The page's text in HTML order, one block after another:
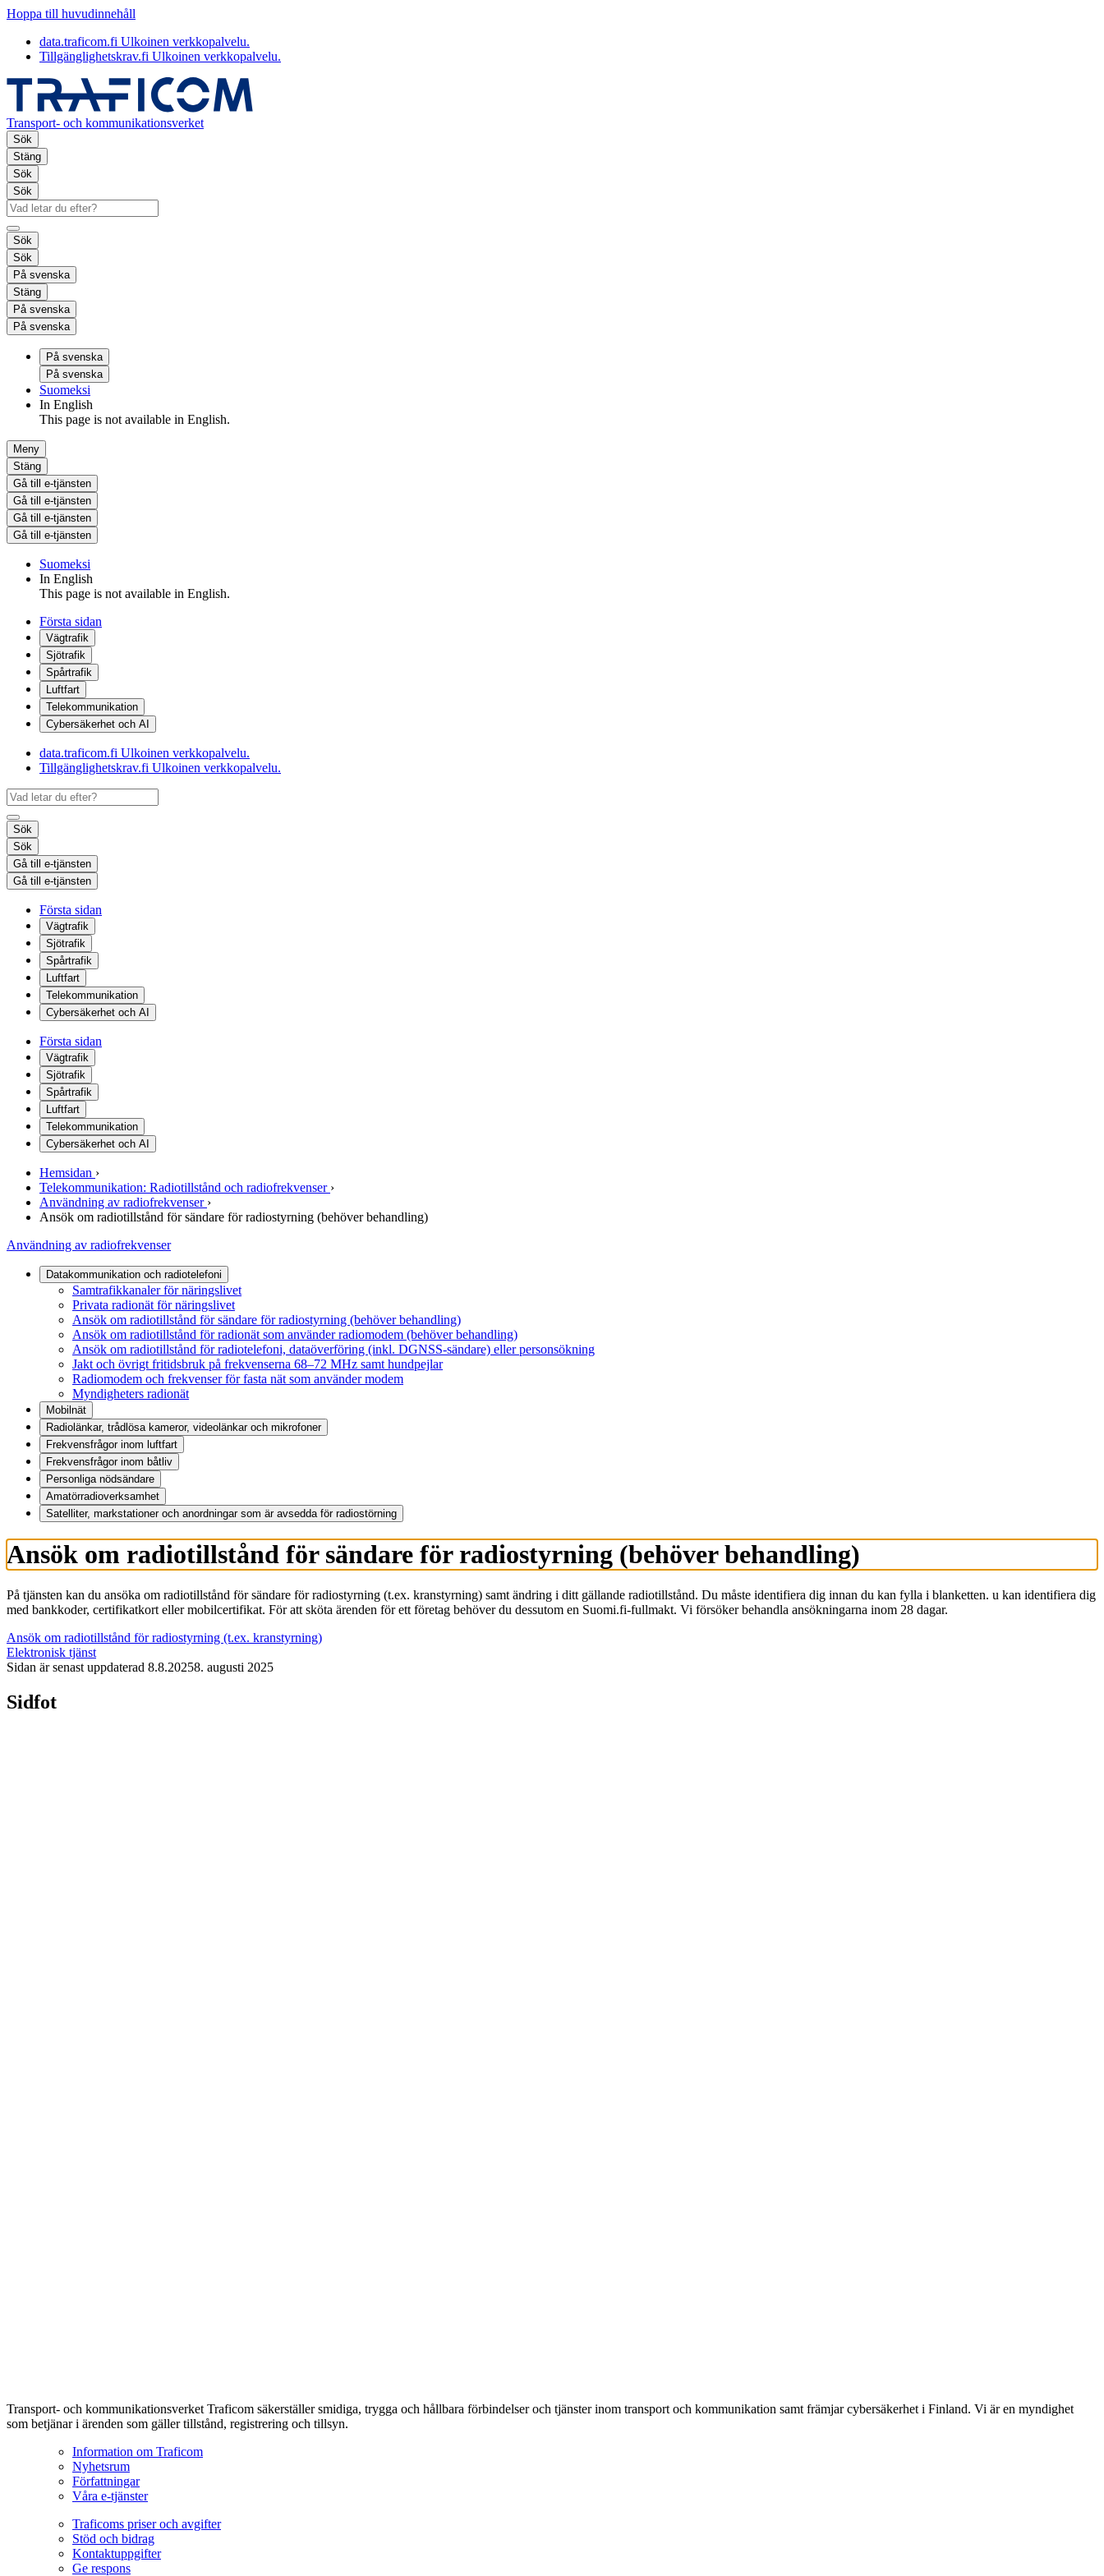
Hoppa till huvudinnehåll
data.traficom.fi Ulkoinen verkkopalvelu.
Tillgänglighetskrav.fi Ulkoinen verkkopalvelu.
Transport- och kommunikationsverket
Sök
Stäng
Sök
Sök
Sök
Sök
På svenska
Stäng
På svenska
På svenska
På svenska
På svenska
Suomeksi
In English
This page is not available in English.
Meny
Stäng
Gå till e-tjänsten
Gå till e-tjänsten
Gå till e-tjänsten
Gå till e-tjänsten
Suomeksi
In English
This page is not available in English.
Första sidan
Vägtrafik
Sjötrafik
Spårtrafik
Luftfart
Telekommunikation
Cybersäkerhet och AI
data.traficom.fi Ulkoinen verkkopalvelu.
Tillgänglighetskrav.fi Ulkoinen verkkopalvelu.
Sök
Sök
Gå till e-tjänsten
Gå till e-tjänsten
Första sidan
Vägtrafik
Sjötrafik
Spårtrafik
Luftfart
Telekommunikation
Cybersäkerhet och AI
Första sidan
Vägtrafik
Sjötrafik
Spårtrafik
Luftfart
Telekommunikation
Cybersäkerhet och AI
Hemsidan ›
Telekommunikation: Radiotillstånd och radiofrekvenser ›
Användning av radiofrekvenser ›
Ansök om radiotillstånd för sändare för radiostyrning (behöver behandling)
Användning av radiofrekvenser
Datakommunikation och radiotelefoni
Samtrafikkanaler för näringslivet
Privata radionät för näringslivet
Ansök om radiotillstånd för sändare för radiostyrning (behöver behandling)
Ansök om radiotillstånd för radionät som använder radiomodem (behöver behandling)
Ansök om radiotillstånd för radiotelefoni, dataöverföring (inkl. DGNSS-sändare) eller personsökning
Jakt och övrigt fritidsbruk på frekvenserna 68–72 MHz samt hundpejlar
Radiomodem och frekvenser för fasta nät som använder modem
Myndigheters radionät
Mobilnät
Radiolänkar, trådlösa kameror, videolänkar och mikrofoner
Frekvensfrågor inom luftfart
Frekvensfrågor inom båtliv
Personliga nödsändare
Amatörradioverksamhet
Satelliter, markstationer och anordningar som är avsedda för radiostörning
Ansök om radiotillstånd för sändare för radiostyrning (behöver behandling)
På tjänsten kan du ansöka om radiotillstånd för sändare för radiostyrning (t.ex. kranstyrning) samt ändring i ditt gällande radiotillstånd. Du måste identifiera dig innan du kan fylla i blanketten. u kan identifiera dig
med bankkoder, certifikatkort eller mobilcertifikat. För att sköta ärenden för ett företag behöver du dessutom en Suomi.fi-fullmakt. Vi försöker behandla ansökningarna inom 28 dagar.
Ansök om radiotillstånd för radiostyrning (t.ex. kranstyrning)
Elektronisk tjänst
Sidan är senast uppdaterad 8.8.20258. augusti 2025
Sidfot
Transport- och kommunikationsverket Traficom säkerställer smidiga, trygga och hållbara förbindelser och tjänster inom transport och kommunikation samt främjar cybersäkerhet i Finland. Vi är en myndighet
som betjänar i ärenden som gäller tillstånd, registrering och tillsyn.
Information om Traficom
Nyhetsrum
Författningar
Våra e-tjänster
Traficoms priser och avgifter
Stöd och bidrag
Kontaktuppgifter
Ge respons